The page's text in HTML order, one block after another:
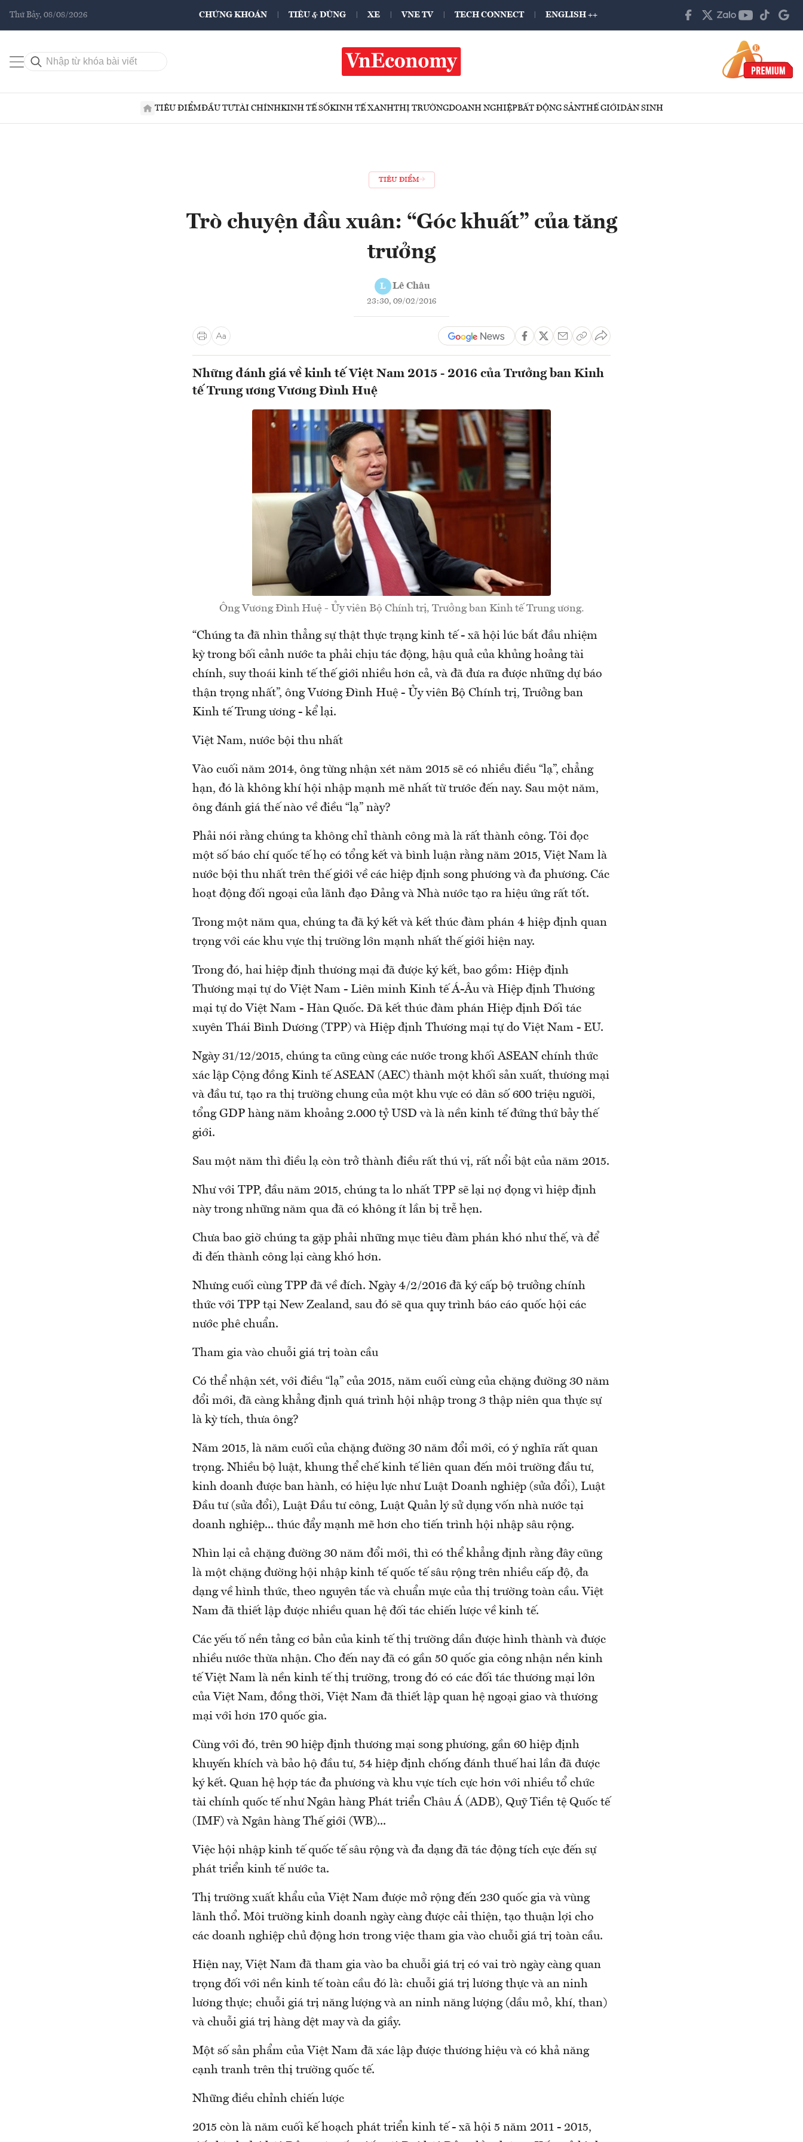
Thứ Bảy, 08/08/2026 CHỨNG KHOÁN TIÊU & DÙNG XE VNE TV TECH CONNECT ENGLISH ++
TIÊU ĐIỂMĐẦU TƯTÀI CHÍNHKINH TẾ SỐKINH TẾ XANHTHỊ TRƯỜNGDOANH NGHIỆPBẤT ĐỘNG SẢNTHẾ GIỚIDÂN SINH
TIÊU ĐIỂM
Trò chuyện đầu xuân: “Góc khuất” của tăng
trưởng
L Lê Châu
23:30, 09/02/2016
Những đánh giá về kinh tế Việt Nam 2015 - 2016 của Trưởng ban Kinh
tế Trung ương Vương Đình Huệ
Ông Vương Đình Huệ - Ủy viên Bộ Chính trị, Trưởng ban Kinh tế Trung ương.
“Chúng ta đã nhìn thẳng sự thật thực trạng kinh tế - xã hội lúc bắt đầu nhiệm
kỳ trong bối cảnh nước ta phải chịu tác động, hậu quả của khủng hoảng tài
chính, suy thoái kinh tế thế giới nhiều hơn cả, và đã đưa ra được những dự báo
thận trọng nhất”, ông Vương Đình Huệ - Ủy viên Bộ Chính trị, Trưởng ban
Kinh tế Trung ương - kể lại.
Việt Nam, nước bội thu nhất
Vào cuối năm 2014, ông từng nhận xét năm 2015 sẽ có nhiều điều “lạ”, chẳng
hạn, đó là không khí hội nhập mạnh mẽ nhất từ trước đến nay. Sau một năm,
ông đánh giá thế nào về điều “lạ” này?
Phải nói rằng chúng ta không chỉ thành công mà là rất thành công. Tôi đọc
một số báo chí quốc tế họ có tổng kết và bình luận rằng năm 2015, Việt Nam là
nước bội thu nhất trên thế giới về các hiệp định song phương và đa phương. Các
hoạt động đối ngoại của lãnh đạo Đảng và Nhà nước tạo ra hiệu ứng rất tốt.
Trong một năm qua, chúng ta đã ký kết và kết thúc đàm phán 4 hiệp định quan
trọng với các khu vực thị trường lớn mạnh nhất thế giới hiện nay.
Trong đó, hai hiệp định thương mại đã được ký kết, bao gồm: Hiệp định
Thương mại tự do Việt Nam - Liên minh Kinh tế Á-Âu và Hiệp định Thương
mại tự do Việt Nam - Hàn Quốc. Đã kết thúc đàm phán Hiệp định Đối tác
xuyên Thái Bình Dương (TPP) và Hiệp định Thương mại tự do Việt Nam - EU.
Ngày 31/12/2015, chúng ta cũng cùng các nước trong khối ASEAN chính thức
xác lập Cộng đồng Kinh tế ASEAN (AEC) thành một khối sản xuất, thương mại
và đầu tư, tạo ra thị trường chung của một khu vực có dân số 600 triệu người,
tổng GDP hàng năm khoảng 2.000 tỷ USD và là nền kinh tế đứng thứ bảy thế
giới.
Sau một năm thì điều lạ còn trở thành điều rất thú vị, rất nổi bật của năm 2015.
Như với TPP, đầu năm 2015, chúng ta lo nhất TPP sẽ lại nợ đọng vì hiệp định
này trong những năm qua đã có không ít lần bị trễ hẹn.
Chưa bao giờ chúng ta gặp phải những mục tiêu đàm phán khó như thế, và để
đi đến thành công lại càng khó hơn.
Nhưng cuối cùng TPP đã về đích. Ngày 4/2/2016 đã ký cấp bộ trưởng chính
thức với TPP tại New Zealand, sau đó sẽ qua quy trình báo cáo quốc hội các
nước phê chuẩn.
Tham gia vào chuỗi giá trị toàn cầu
Có thể nhận xét, với điều “lạ” của 2015, năm cuối cùng của chặng đường 30 năm
đổi mới, đã càng khẳng định quá trình hội nhập trong 3 thập niên qua thực sự
là kỳ tích, thưa ông?
Năm 2015, là năm cuối của chặng đường 30 năm đổi mới, có ý nghĩa rất quan
trọng. Nhiều bộ luật, khung thể chế kinh tế liên quan đến môi trường đầu tư,
kinh doanh được ban hành, có hiệu lực như Luật Doanh nghiệp (sửa đổi), Luật
Đầu tư (sửa đổi), Luật Đầu tư công, Luật Quản lý sử dụng vốn nhà nước tại
doanh nghiệp... thúc đẩy mạnh mẽ hơn cho tiến trình hội nhập sâu rộng.
Nhìn lại cả chặng đường 30 năm đổi mới, thì có thể khẳng định rằng đây cũng
là một chặng đường hội nhập kinh tế quốc tế sâu rộng trên nhiều cấp độ, đa
dạng về hình thức, theo nguyên tắc và chuẩn mực của thị trường toàn cầu. Việt
Nam đã thiết lập được nhiều quan hệ đối tác chiến lược về kinh tế.
Các yếu tố nền tảng cơ bản của kinh tế thị trường dần được hình thành và được
nhiều nước thừa nhận. Cho đến nay đã có gần 50 quốc gia công nhận nền kinh
tế Việt Nam là nền kinh tế thị trường, trong đó có các đối tác thương mại lớn
của Việt Nam, đồng thời, Việt Nam đã thiết lập quan hệ ngoại giao và thương
mại với hơn 170 quốc gia.
Cùng với đó, trên 90 hiệp định thương mại song phương, gần 60 hiệp định
khuyến khích và bảo hộ đầu tư, 54 hiệp định chống đánh thuế hai lần đã được
ký kết. Quan hệ hợp tác đa phương và khu vực tích cực hơn với nhiều tổ chức
tài chính quốc tế như Ngân hàng Phát triển Châu Á (ADB), Quỹ Tiền tệ Quốc tế
(IMF) và Ngân hàng Thế giới (WB)...
Việc hội nhập kinh tế quốc tế sâu rộng và đa dạng đã tác động tích cực đến sự
phát triển kinh tế nước ta.
Thị trường xuất khẩu của Việt Nam được mở rộng đến 230 quốc gia và vùng
lãnh thổ. Môi trường kinh doanh ngày càng được cải thiện, tạo thuận lợi cho
các doanh nghiệp chủ động hơn trong việc tham gia vào chuỗi giá trị toàn cầu.
Hiện nay, Việt Nam đã tham gia vào ba chuỗi giá trị có vai trò ngày càng quan
trọng đối với nền kinh tế toàn cầu đó là: chuỗi giá trị lương thực và an ninh
lương thực; chuỗi giá trị năng lượng và an ninh năng lượng (dầu mỏ, khí, than)
và chuỗi giá trị hàng dệt may và da giầy.
Một số sản phẩm của Việt Nam đã xác lập được thương hiệu và có khả năng
cạnh tranh trên thị trường quốc tế.
Những điều chỉnh chiến lược
2015 còn là năm cuối kế hoạch phát triển kinh tế - xã hội 5 năm 2011 - 2015,